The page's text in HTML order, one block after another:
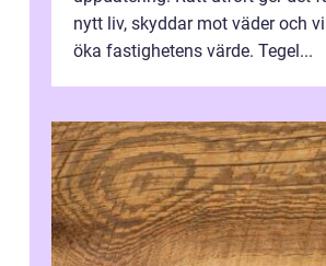
nytt liv, skyddar mot väder och
öka fastighetens värde. Tegel...